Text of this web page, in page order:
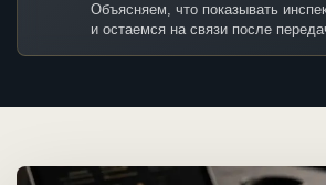
Объясняем, что показывать
и остаемся на связи после